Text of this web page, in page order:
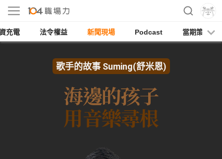
充電 法令權益 新聞現場 Podcast 當期策展
歌手的故事 Suming(舒米恩)
海邊的孩子
用音樂尋根